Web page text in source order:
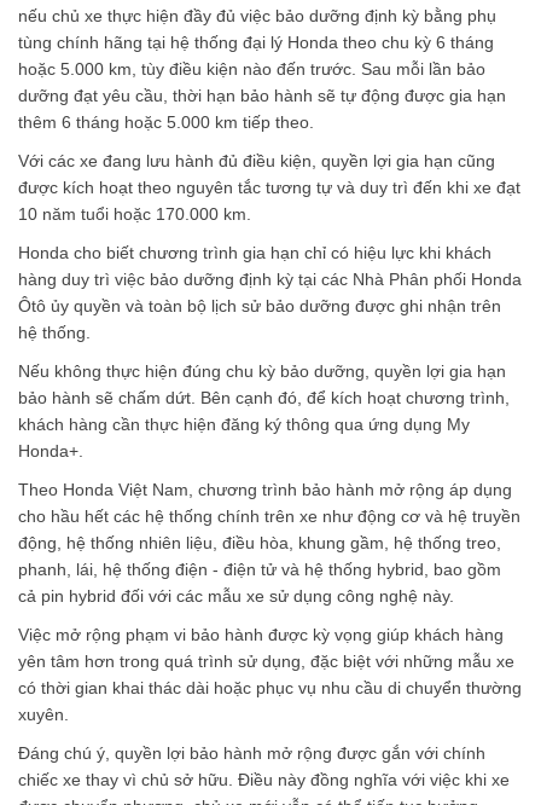
nếu chủ xe thực hiện đầy đủ việc bảo dưỡng định kỳ bằng phụ
tùng chính hãng tại hệ thống đại lý Honda theo chu kỳ 6 tháng
hoặc 5.000 km, tùy điều kiện nào đến trước. Sau mỗi lần bảo
dưỡng đạt yêu cầu, thời hạn bảo hành sẽ tự động được gia hạn
thêm 6 tháng hoặc 5.000 km tiếp theo.
Với các xe đang lưu hành đủ điều kiện, quyền lợi gia hạn cũng
được kích hoạt theo nguyên tắc tương tự và duy trì đến khi xe đạt
10 năm tuổi hoặc 170.000 km.
Honda cho biết chương trình gia hạn chỉ có hiệu lực khi khách
hàng duy trì việc bảo dưỡng định kỳ tại các Nhà Phân phối Honda
Ôtô ủy quyền và toàn bộ lịch sử bảo dưỡng được ghi nhận trên
hệ thống.
Nếu không thực hiện đúng chu kỳ bảo dưỡng, quyền lợi gia hạn
bảo hành sẽ chấm dứt. Bên cạnh đó, để kích hoạt chương trình,
khách hàng cần thực hiện đăng ký thông qua ứng dụng My
Honda+.
Theo Honda Việt Nam, chương trình bảo hành mở rộng áp dụng
cho hầu hết các hệ thống chính trên xe như động cơ và hệ truyền
động, hệ thống nhiên liệu, điều hòa, khung gầm, hệ thống treo,
phanh, lái, hệ thống điện - điện tử và hệ thống hybrid, bao gồm
cả pin hybrid đối với các mẫu xe sử dụng công nghệ này.
Việc mở rộng phạm vi bảo hành được kỳ vọng giúp khách hàng
yên tâm hơn trong quá trình sử dụng, đặc biệt với những mẫu xe
có thời gian khai thác dài hoặc phục vụ nhu cầu di chuyển thường
xuyên.
Đáng chú ý, quyền lợi bảo hành mở rộng được gắn với chính
chiếc xe thay vì chủ sở hữu. Điều này đồng nghĩa với việc khi xe